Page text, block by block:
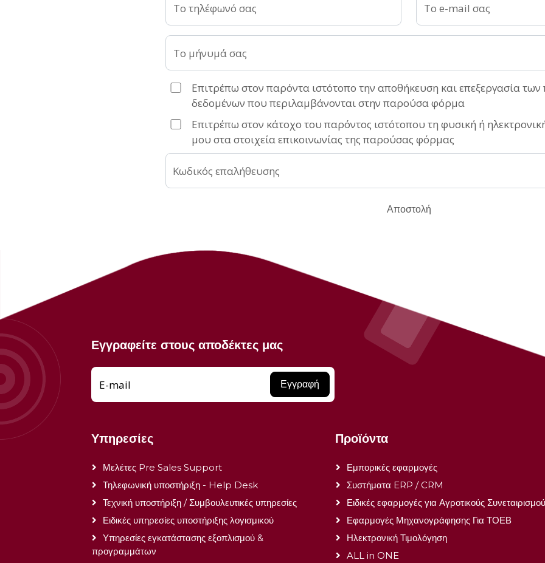
Το τηλέφωνό σας Το e-mail σας
Το μήνυμά σας
Επιτρέπω στον παρόντα ιστότοπο την αποθήκευση και επεξεργασία
δεδομένων που περιλαμβάνονται στην παρούσα φόρμα
Επιτρέπω στον κάτοχο του παρόντος ιστότοπου τη φυσική ή
μου στα στοιχεία επικοινωνίας της παρούσας φόρμας
Κωδικός επαλήθευσης
Αποστολή
Εγγραφείτε στους αποδέκτες μας
Εγγραφή
E-mail
Υπηρεσίες
Μελέτες Pre Sales Support
Τηλεφωνική υποστήριξη - Help Desk
Τεχνική υποστήριξη / Συμβουλευτικές υπηρεσίες
Ειδικές υπηρεσίες υποστήριξης λογισμικού
Υπηρεσίες εγκατάστασης εξοπλισμού &
προγραμμάτων
Προϊόντα
Εμπορικές εφαρμογές
Συστήματα ERP / CRM
Ειδικές εφαρμογές για Αγροτικούς
Εφαρμογές Μηχανογράφησης Για ΤΟΕΒ
Ηλεκτρονική Τιμολόγηση
ALL in ONE